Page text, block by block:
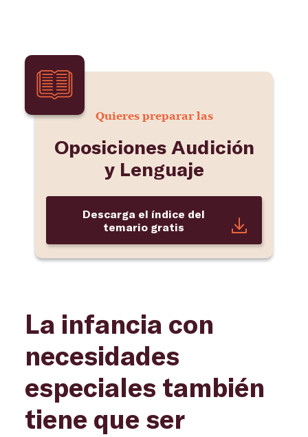
Quieres preparar las
Oposiciones Audición
y Lenguaje
Descarga el índice del
temario gratis
La infancia con
necesidades
especiales también
tiene que ser